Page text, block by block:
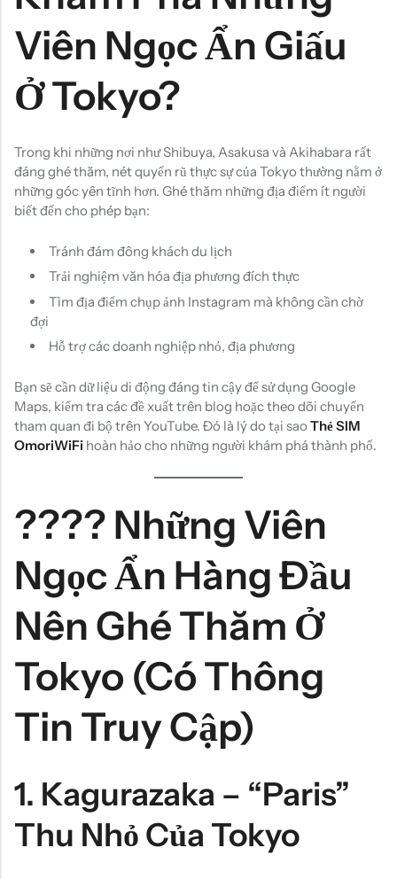
Viên Ngọc Ẩn Giấu
Ở Tokyo?
Trong khi những nơi như Shibuya, Asakusa và Akihabara rất
đáng ghé thăm, nét quyến rũ thực sự của Tokyo thường nằm ở
những góc yên tĩnh hơn. Ghé thăm những địa điểm ít người
biết đến cho phép bạn:
Tránh đám đông khách du lịch
Trải nghiệm văn hóa địa phương đích thực
Tìm địa điểm chụp ảnh Instagram mà không cần chờ
đợi
Hỗ trợ các doanh nghiệp nhỏ, địa phương
Bạn sẽ cần dữ liệu di động đáng tin cậy để sử dụng Google
Maps, kiểm tra các đề xuất trên blog hoặc theo dõi chuyến
tham quan đi bộ trên YouTube. Đó là lý do tại sao Thẻ SIM
OmoriWiFi hoàn hảo cho những người khám phá thành phố.
???? Những Viên
Ngọc Ẩn Hàng Đầu
Nên Ghé Thăm Ở
Tokyo (có Thông
Tin Truy Cập)
1. Kagurazaka – “Paris”
Thu Nhỏ Của Tokyo